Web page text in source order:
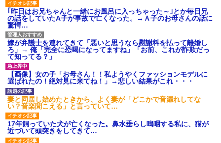
【GIF】JSのカンチョーワロ
後続車にクラクションを鳴ら
され彼氏が逆切れ。「何クラク
ション鳴らしてんだ！降りてこ
いよ！」と怒鳴りだし...
【衝撃】報酬100万円超の治験
募集がこちらｗｗｗｗｗ(※画像
あり)
【ネット騒然】惨殺されたタ
ワマン頂き女子のこの動画、す
げえええええｗｗｗｗｗｗｗｗ
ｗｗｗ
【愕然】白のクラウン俺氏、
高速道路左車線を制限速度で走
った結果wwwwwwwwwwww
百年の恋12-899 食べた量を
張り合ってくる
｢昨日はお兄ちゃんと一緒にお風呂に入っちゃった～｣とか毎日兄
の話をしていたA子が事故で亡くなった。→Ａ子のお母さんの話に
驚愕…
嫁が弁護士を連れてきて「悪いと思うなら慰謝料を払って離婚し
ろ」→ 俺「完全に恐喝になってますね」「お前、これが詐欺だっ
て知ってる？」
【画像】女の子「お母さん！！私ようやくファッションモデルに
選ばれたの！絶対見に来てね！」→悲しい結果がこれ・・・
妻と同居し始めたときから、よく妻が「どこかで音漏れしてな
い？音楽聞こえる」と言っていて…
17年飼っていた犬が亡くなった。鼻水垂らし嗚咽する私に、猫が
近づいて頭突きをしてきて…